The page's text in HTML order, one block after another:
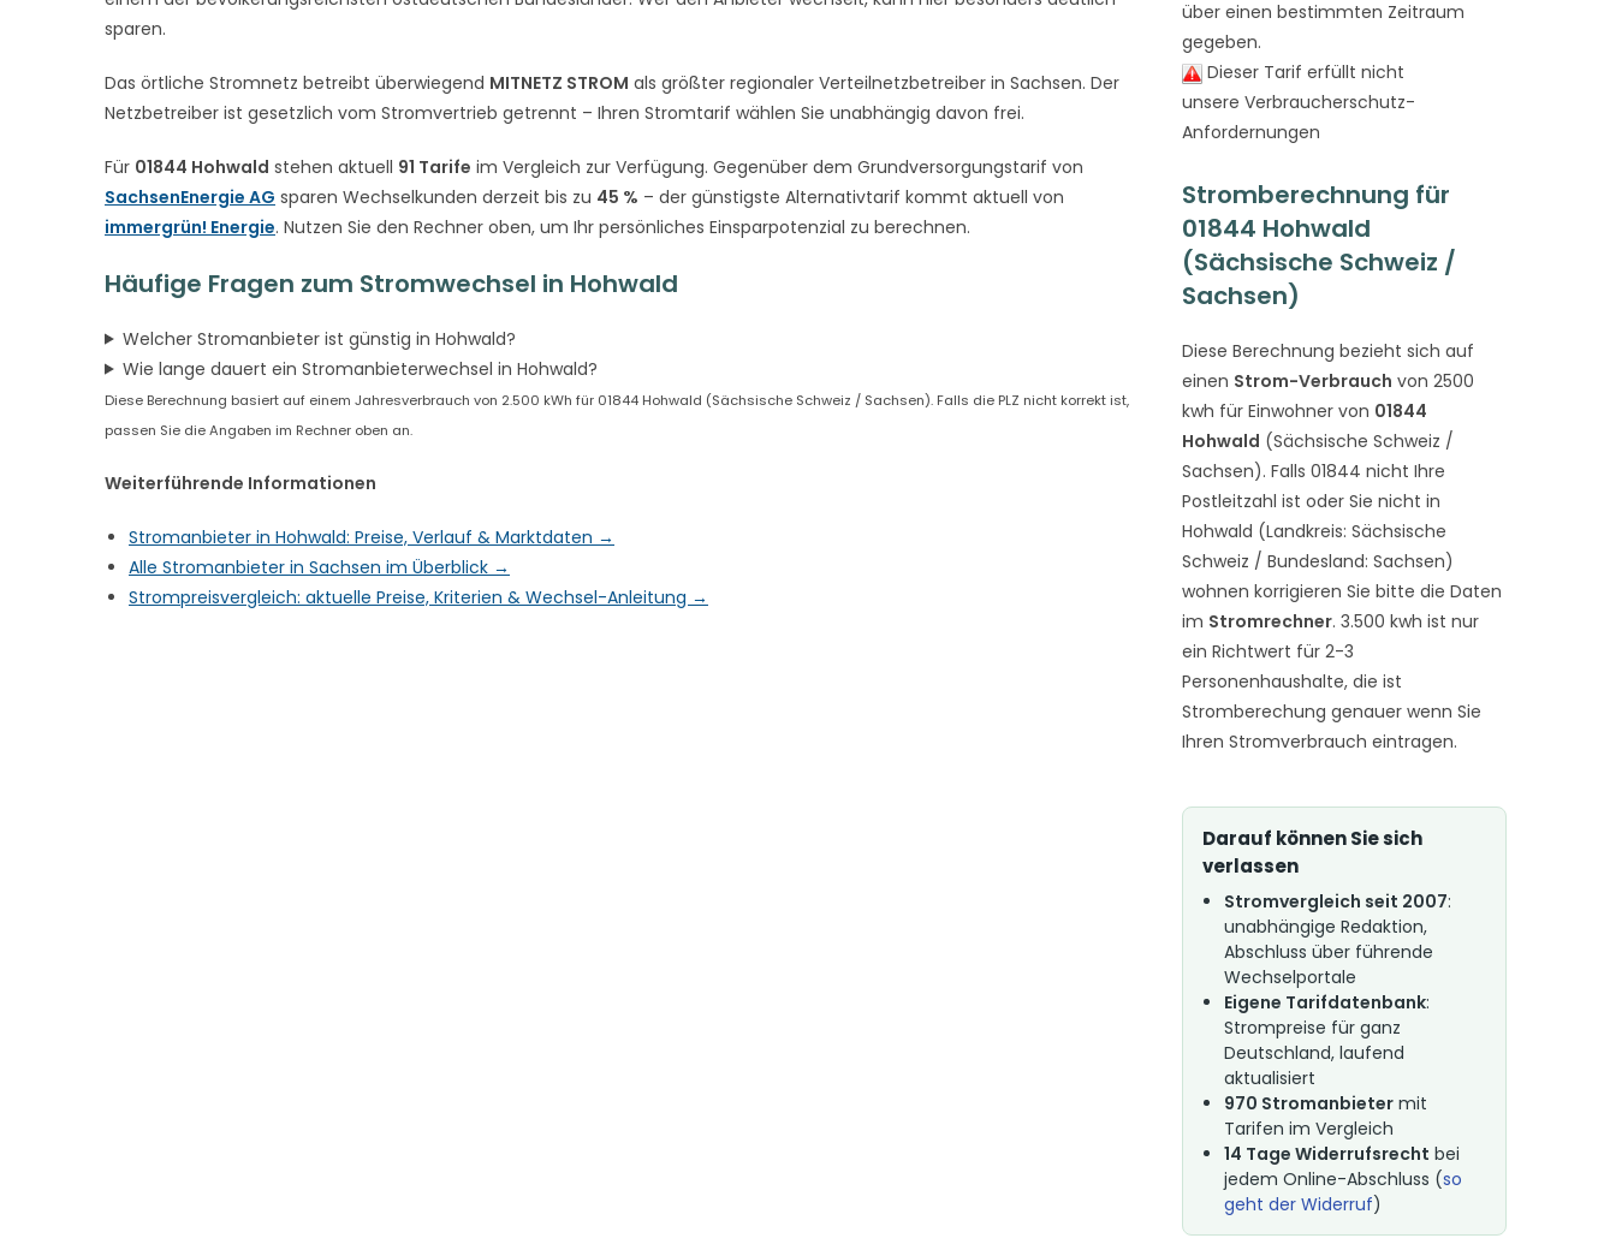
sparen.
Das örtliche Stromnetz betreibt überwiegend MITNETZ STROM als größter regionaler Verteilnetzbetreiber in Sachsen. Der
Netzbetreiber ist gesetzlich vom Stromvertrieb getrennt – Ihren Stromtarif wählen Sie unabhängig davon frei.
Für 01844 Hohwald stehen aktuell 91 Tarife im Vergleich zur Verfügung. Gegenüber dem Grundversorgungstarif von
SachsenEnergie AG sparen Wechselkunden derzeit bis zu 45 % – der günstigste Alternativtarif kommt aktuell von
immergrün! Energie. Nutzen Sie den Rechner oben, um Ihr persönliches Einsparpotenzial zu berechnen.
Häufige Fragen zum Stromwechsel in Hohwald
Welcher Stromanbieter ist günstig in Hohwald?
Wie lange dauert ein Stromanbieterwechsel in Hohwald?
Diese Berechnung basiert auf einem Jahresverbrauch von 2.500 kWh für 01844 Hohwald (Sächsische Schweiz / Sachsen). Falls die PLZ nicht korrekt ist,
passen Sie die Angaben im Rechner oben an.
Weiterführende Informationen
Stromanbieter in Hohwald: Preise, Verlauf & Marktdaten →
Alle Stromanbieter in Sachsen im Überblick →
Strompreisvergleich: aktuelle Preise, Kriterien & Wechsel-Anleitung →
über einen bestimmten Zeitraum
gegeben.
Dieser Tarif erfüllt nicht
unsere Verbraucherschutz-
Anfordernungen
Stromberechnung für
01844 Hohwald
(Sächsische Schweiz /
Sachsen)
Diese Berechnung bezieht sich auf
einen Strom-Verbrauch von 2500
kwh für Einwohner von 01844
Hohwald (Sächsische Schweiz /
Sachsen). Falls 01844 nicht Ihre
Postleitzahl ist oder Sie nicht in
Hohwald (Landkreis: Sächsische
Schweiz / Bundesland: Sachsen)
wohnen korrigieren Sie bitte die Daten
im Stromrechner. 3.500 kwh ist nur
ein Richtwert für 2-3
Personenhaushalte, die ist
Stromberechung genauer wenn Sie
Ihren Stromverbrauch eintragen.
Darauf können Sie sich
verlassen
Stromvergleich seit 2007:
unabhängige Redaktion,
Abschluss über führende
Wechselportale
Eigene Tarifdatenbank:
Strompreise für ganz
Deutschland, laufend
aktualisiert
970 Stromanbietermit
Tarifen im Vergleich
14 Tage Widerrufsrecht bei
jedem Online-Abschluss (so
geht der Widerruf)